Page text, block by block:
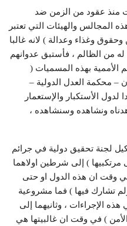
منذ عقود من الزمن ضد
المجالس والهيئات التي تعتبر
وغذاء وعدالة ) لانه غالبا
من الظالم ، فأستبق عدوانهم
الأممية بهذه المسميات (
محكمة العدل الدولية –
لدول الأستكبار والإستعمار
ونشاهده وسنشاهده ،
لجنة تحقيق دولية في جرائم
الى مرتكبيها ) إلى شرطين اولاهما
في وقت ان هذه الدول او حتى
تشارك فيها ) فما مشروعية
هذه الإجراءات ، وثانيهما إلى
) في وقت ان غالبيتها هي